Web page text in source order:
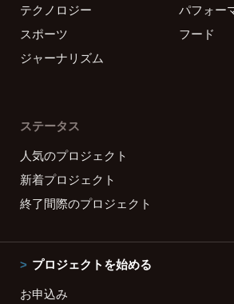
テクノロジー
パフォー
スポーツ
フード
ジャーナリズム
ステータス
人気のプロジェクト
新着プロジェクト
終了間際のプロジェクト
プロジェクトを始める
お申込み